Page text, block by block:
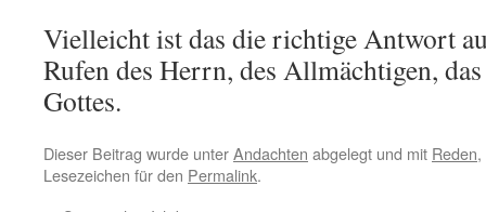
Vielleicht ist das die richtige Antwort
Rufen des Herrn, des Allmächtigen,
Gottes.
Dieser Beitrag wurde unterAndachten abgelegt und mit Reden,
Lesezeichen für den Permalink.